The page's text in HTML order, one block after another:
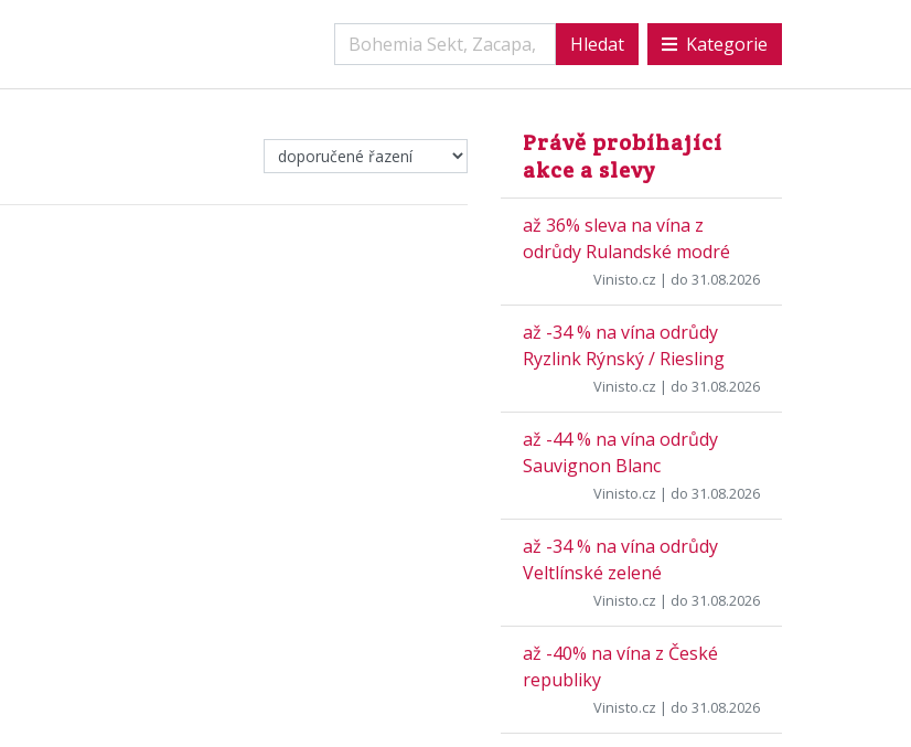
Kategorie
Právě probíhající
akce a slevy
až 36% sleva na vína z
odrůdy Rulandské modré
Vinisto.cz | do 31.08.2026
až -34 % na vína odrůdy
Ryzlink Rýnský / Riesling
Vinisto.cz | do 31.08.2026
až -44 % na vína odrůdy
Sauvignon Blanc
Vinisto.cz | do 31.08.2026
až -34 % na vína odrůdy
Veltlínské zelené
Vinisto.cz | do 31.08.2026
až -40% na vína z České
republiky
Vinisto.cz | do 31.08.2026